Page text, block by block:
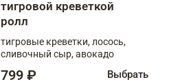
тигровой креветкой
ролл
тигровые креветки, лосось,
сливочный сыр, авокадо
799 ₽ Выбрать